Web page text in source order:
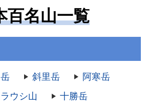
百名山一覧
斜里岳
阿寒岳
ラウシ山
十勝岳